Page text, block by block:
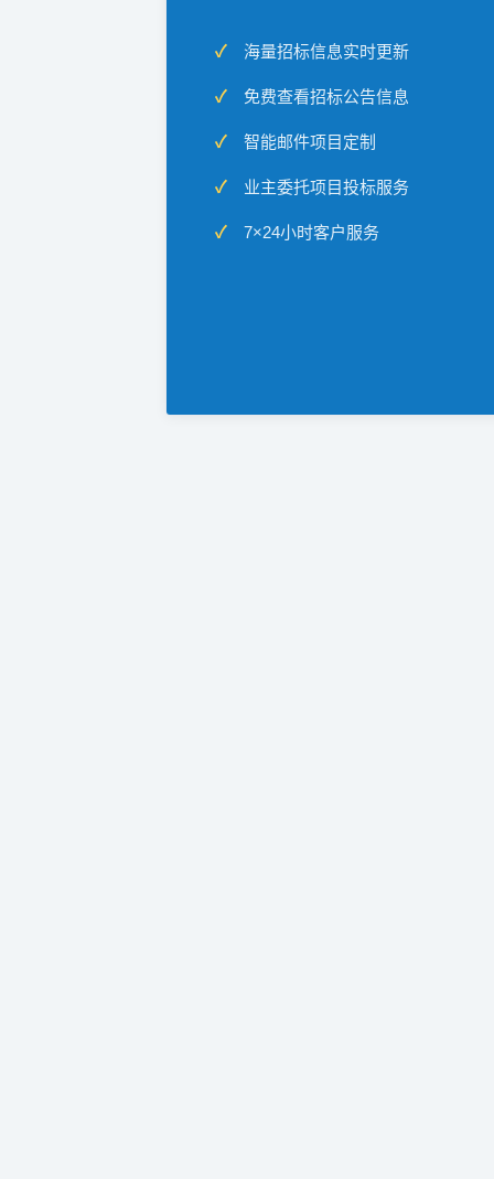
海量招标信息实时更新
免费查看招标公告信息
智能邮件项目定制
业主委托项目投标服务
7×24小时客户服务